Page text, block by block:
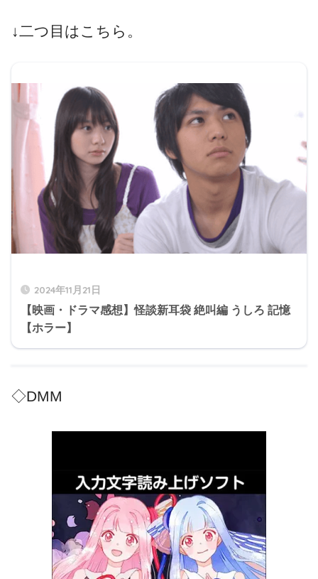
↓二つ目はこちら。
2024年11月21日
【映画・ドラマ感想】怪談新耳袋 絶叫編 うしろ 記憶
【ホラー】
◇DMM